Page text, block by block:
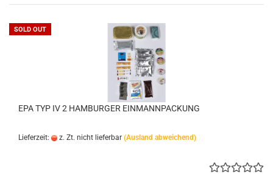
SOLD OUT
EPA TYP IV 2 HAMBURGER EINMANNPACKUNG
Lieferzeit: z. Zt. nicht lieferbar (Ausland abweichend)